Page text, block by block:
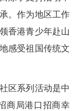
。作为地区工作
香港青少年赴山
感受祖国传统文
区系列活动是中
商局港口招商幸